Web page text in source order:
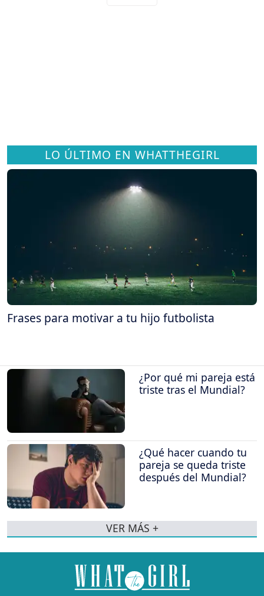
LO ÚLTIMO EN WHATTHEGIRL
Frases para motivar a tu hijo futbolista
¿Por qué mi pareja está
triste tras el Mundial?
¿Qué hacer cuando tu
pareja se queda triste
después del Mundial?
VER MÁS +